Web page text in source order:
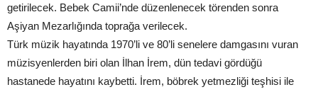
getirilecek. Bebek Camii’nde düzenlenecek törenden sonra
Aşiyan Mezarlığında toprağa verilecek.
Türk müzik hayatında 1970’li ve 80’li senelere damgasını vuran
müzisyenlerden biri olan İlhan İrem, dün tedavi gördüğü
hastanede hayatını kaybetti. İrem, böbrek yetmezliği teşhisi ile